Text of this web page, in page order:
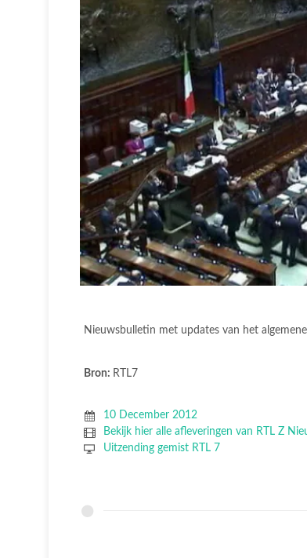
Nieuwsbulletin met updates van het
Bron: RTL7
10 December 2012
Bekijk hier alle afleveringen van RTL Z
Uitzending gemist RTL 7